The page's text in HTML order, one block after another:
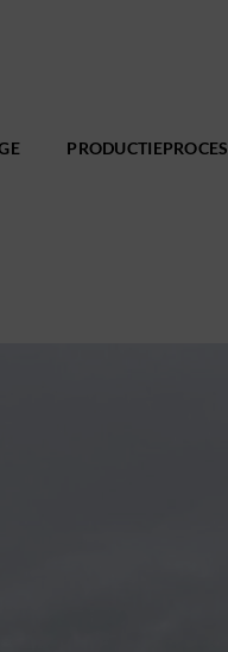
PRODUCTIEPROCES